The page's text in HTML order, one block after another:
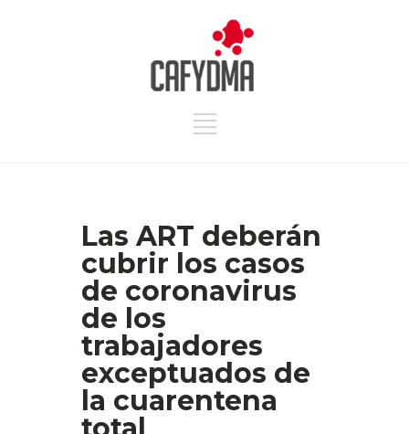
Las ART deberán
cubrir los casos
de coronavirus
de los
trabajadores
exceptuados de
la cuarentena